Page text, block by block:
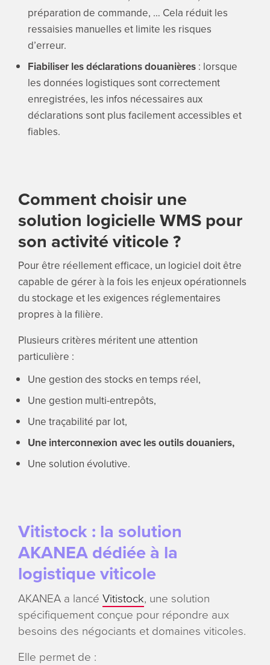
préparation de commande, … Cela réduit les
ressaisies manuelles et limite les risques
d’erreur.
Fiabiliser les déclarations douanières : lorsque
les données logistiques sont correctement
enregistrées, les infos nécessaires aux
déclarations sont plus facilement accessibles et
fiables.
Comment choisir une
solution logicielle WMS pour
son activité viticole ?
Pour être réellement efficace, un logiciel doit être
capable de gérer à la fois les enjeux opérationnels
du stockage et les exigences réglementaires
propres à la filière.
Plusieurs critères méritent une attention
particulière :
Une gestion des stocks en temps réel,
Une gestion multi-entrepôts,
Une traçabilité par lot,
Une interconnexion avec les outils douaniers,
Une solution évolutive.
Vitistock : la solution
AKANEA dédiée à la
logistique viticole
AKANEA a lancé Vitistock, une solution
spécifiquement conçue pour répondre aux
besoins des négociants et domaines viticoles.
Elle permet de :